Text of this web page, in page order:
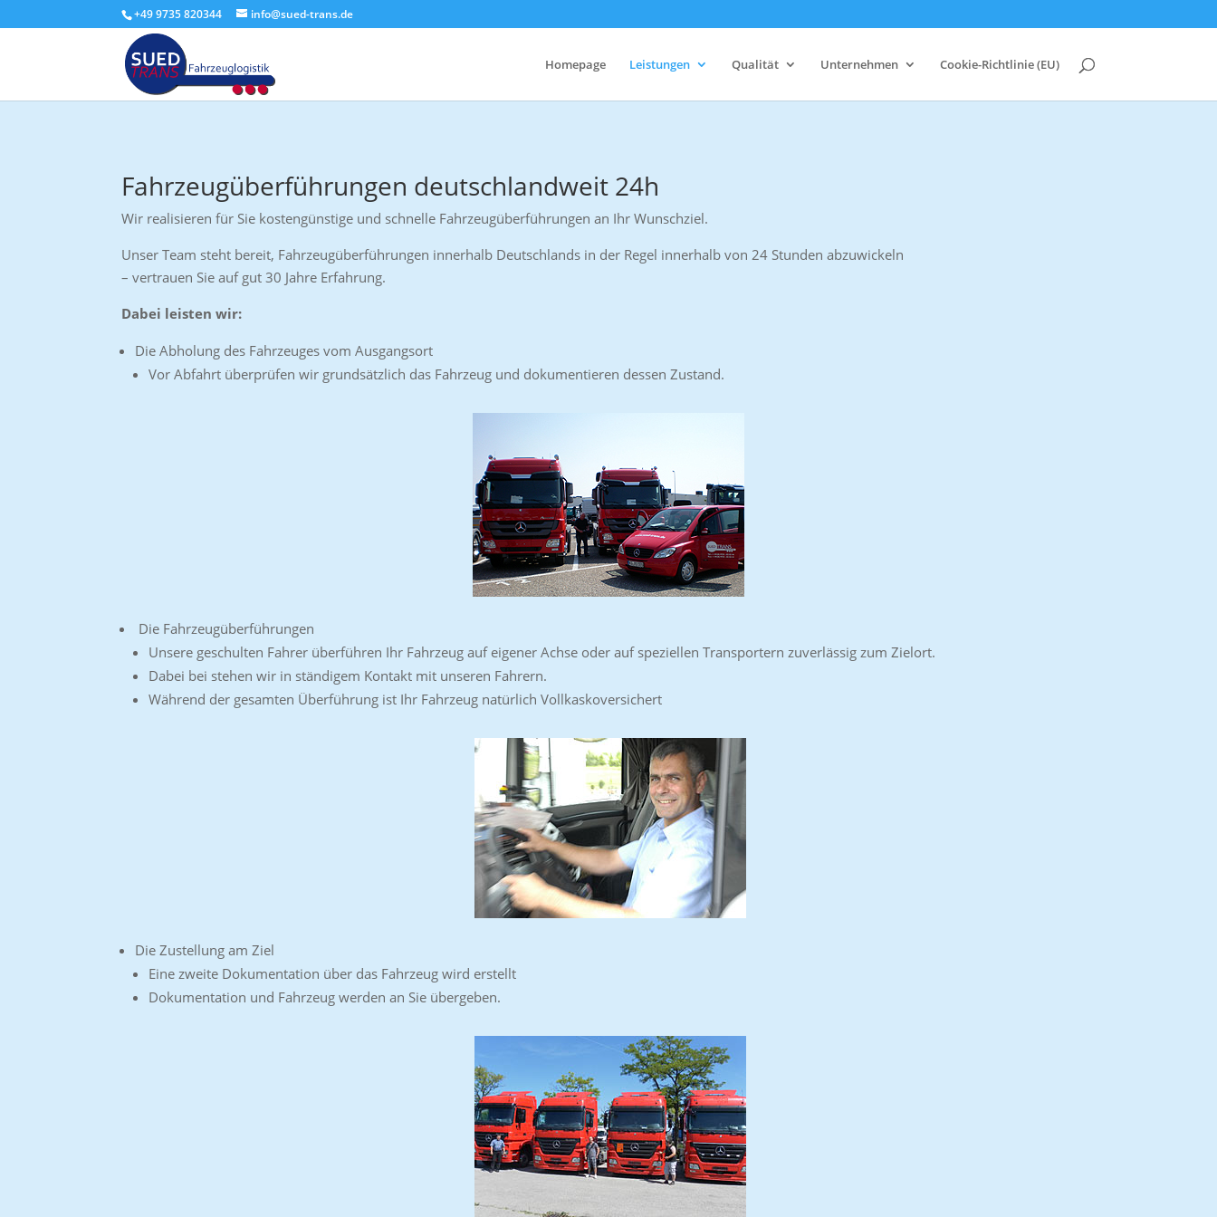
+49 9735 820344 info@sued-trans.de
Homepage Leistungen Qualität Unternehmen Cookie-Richtlinie (EU)
Fahrzeugüberführungen deutschlandweit 24h
Wir realisieren für Sie kostengünstige und schnelle Fahrzeugüberführungen an Ihr Wunschziel.
Unser Team steht bereit, Fahrzeugüberführungen innerhalb Deutschlands in der Regel innerhalb von 24 Stunden abzuwickeln
– vertrauen Sie auf gut 30 Jahre Erfahrung.
Dabei leisten wir:
Die Abholung des Fahrzeuges vom Ausgangsort
Vor Abfahrt überprüfen wir grundsätzlich das Fahrzeug und dokumentieren dessen Zustand.
Die Fahrzeugüberführungen
Unsere geschulten Fahrer überführen Ihr Fahrzeug auf eigener Achse oder auf speziellen Transportern zuverlässig zum Zielort.
Dabei bei stehen wir in ständigem Kontakt mit unseren Fahrern.
Während der gesamten Überführung ist Ihr Fahrzeug natürlich Vollkaskoversichert
Die Zustellung am Ziel
Eine zweite Dokumentation über das Fahrzeug wird erstellt
Dokumentation und Fahrzeug werden an Sie übergeben.